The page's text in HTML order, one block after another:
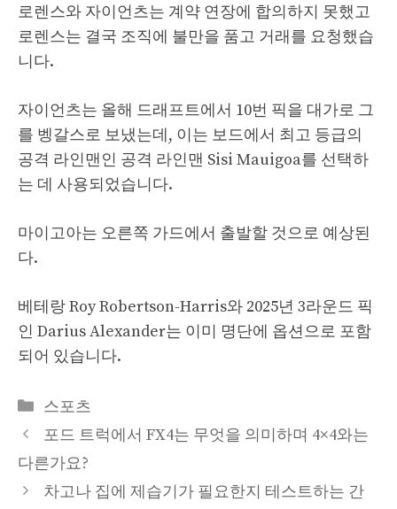
로렌스와 자이언츠는 계약 연장에 합의하지 못했고
로렌스는 결국 조직에 불만을 품고 거래를 요청했습
니다.
자이언츠는 올해 드래프트에서 10번 픽을 대가로 그
를 벵갈스로 보냈는데, 이는 보드에서 최고 등급의
공격 라인맨인 공격 라인맨 Sisi Mauigoa를 선택하
는 데 사용되었습니다.
마이고아는 오른쪽 가드에서 출발할 것으로 예상된
다.
베테랑 Roy Robertson-Harris와 2025년 3라운드 픽
인 Darius Alexander는 이미 명단에 옵션으로 포함
되어 있습니다.
Categories
스포츠
포드 트럭에서 FX4는 무엇을 의미하며 4×4와는
다른가요?
차고나 집에 제습기가 필요한지 테스트하는 간